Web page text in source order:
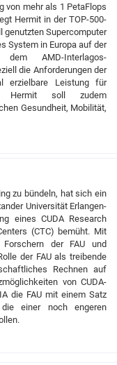
von mehr als 1 PetaFlops
Hermit in der TOP-500-
genutzten Supercomputer
System in Europa auf der
dem AMD-Interlagos-
die Anforderungen der
erzielbare Leistung für
Hermit soll zudem
Gesundheit, Mobilität,
zu bündeln, hat sich ein
Universität Erlangen-
eines CUDA Research
(CTC) bemüht. Mit
der FAU und
der FAU als treibende
Rechnen auf
von CUDA-
die FAU mit einem Satz
die einer noch engeren